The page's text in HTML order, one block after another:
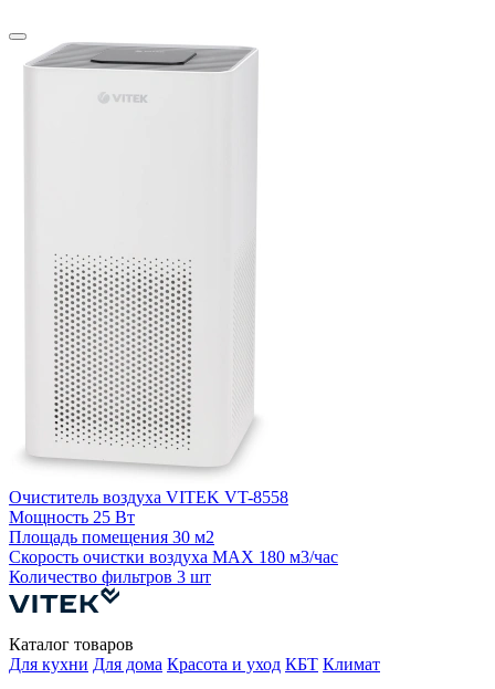
Очиститель воздуха VITEK VT-8558
Мощность 25 Вт
Площадь помещения 30 м2
Скорость очистки воздуха MAX 180 м3/час
Количество фильтров 3 шт
Каталог товаров
Для кухни Для дома Красота и уход КБТ Климат